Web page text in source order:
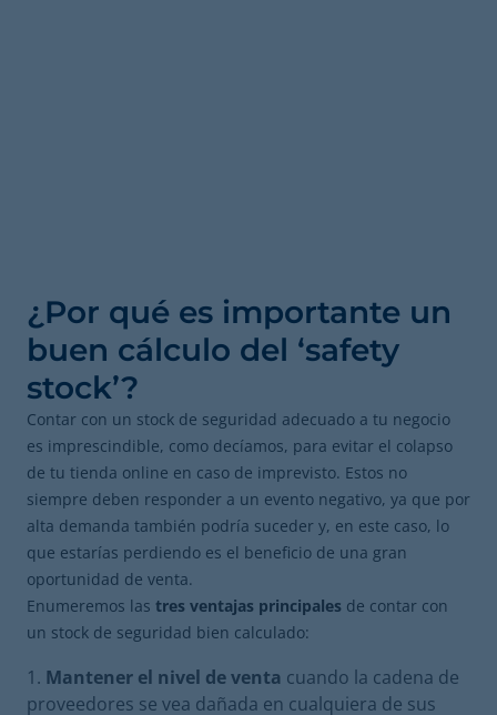
¿Por qué es importante un
buen cálculo del ‘safety
stock’?
Contar con un stock de seguridad adecuado a tu negocio
es imprescindible, como decíamos, para evitar el colapso
de tu tienda online en caso de imprevisto. Estos no
siempre deben responder a un evento negativo, ya que por
alta demanda también podría suceder y, en este caso, lo
que estarías perdiendo es el beneficio de una gran
oportunidad de venta.
Enumeremos las tres ventajas principales de contar con
un stock de seguridad bien calculado:
Mantener el nivel de venta cuando la cadena de
proveedores se vea dañada en cualquiera de sus